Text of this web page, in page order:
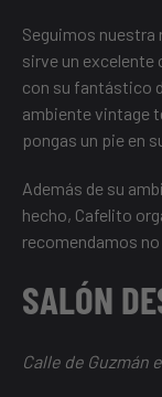
Seguimos nuestra
sirve un excelente
con su fantástico
ambiente vintage
pongas un pie en
Además de su
hecho, Cafelito
recomendamos
SALÓN
Calle de Guzmán